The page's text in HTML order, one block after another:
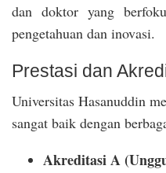
dan doktor yang
pengetahuan dan inovasi.
Prestasi dan
Universitas Hasanuddin
sangat baik dengan
Akreditasi A